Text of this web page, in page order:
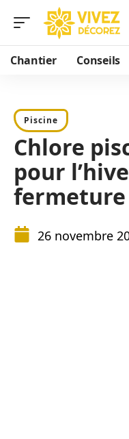
Chantier Conseils
Piscine
Chlore
pour
fermeture
26 novembre